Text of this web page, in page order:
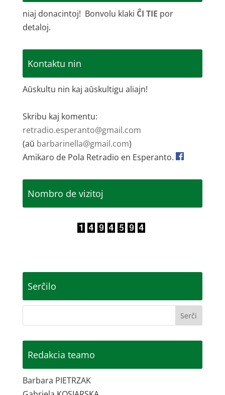
niaj donacintoj! Bonvolu klaki ĈI TIE por
detaloj.
Kontaktu nin
Aŭskultu nin kaj aŭskultigu aliajn!
Skribu kaj komentu:
retradio.esperanto@gmail.com
(aŭ barbarinella@gmail.com)
Amikaro de Pola Retradio en Esperanto.
Nombro de vizitoj
Serĉilo
Redakcia teamo
Barbara PIETRZAK